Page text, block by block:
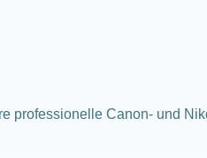
professionelle Canon- und